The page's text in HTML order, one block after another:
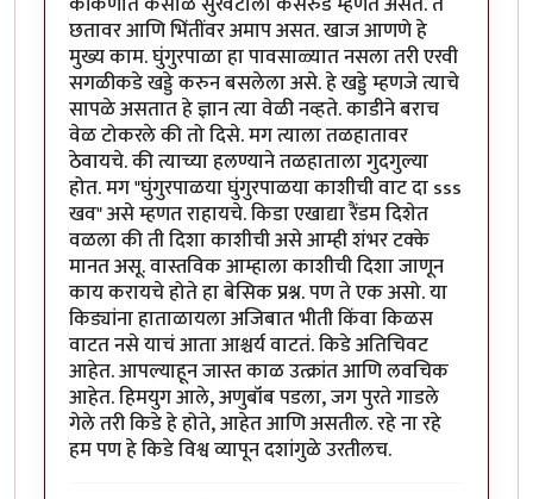
छतावर आणि भिंतींवर अमाप असत. खाज आणणे हे
मुख्य काम. घुंगुरपाळा हा पावसाळ्यात नसला तरी एरवी
सगळीकडे खड्डे करुन बसलेला असे. हे खड्डे म्हणजे त्याचे
सापळे असतात हे ज्ञान त्या वेळी नव्हते. काडीने बराच
वेळ टोकरले की तो दिसे. मग त्याला तळहातावर
ठेवायचे. की त्याच्या हलण्याने तळहाताला गुदगुल्या
होत. मग "घुंगुरपाळया घुंगुरपाळया काशीची वाट दा sss
खव" असे म्हणत राहायचे. किडा एखाद्या रैंडम दिशेत
वळला की ती दिशा काशीची असे आम्ही शंभर टक्के
मानत असू. वास्तविक आम्हाला काशीची दिशा जाणून
काय करायचे होते हा बेसिक प्रश्न. पण ते एक असो. या
किड्यांना हाताळायला अजिबात भीती किंवा किळस
वाटत नसे याचं आता आश्चर्य वाटतं. किडे अतिचिवट
आहेत. आपल्याहून जास्त काळ उत्क्रांत आणि लवचिक
आहेत. हिमयुग आले, अणुबॉंब पडला, जग पुरते गाडले
गेले तरी किडे हे होते, आहेत आणि असतील. रहे ना रहे
हम पण हे किडे विश्व व्यापून दशांगुळे उरतीलच.